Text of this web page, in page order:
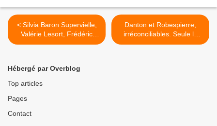
< Silvia Baron Supervielle,
Valérie Lesort, Frédéric
Mitterrand, Sheila parmi les
de la Légion d’honneur
Danton et Robespierre,
irréconciliables. Seule la
guillotine les réunira –
Hébergé par Overblog
Top articles
Pages
Contact